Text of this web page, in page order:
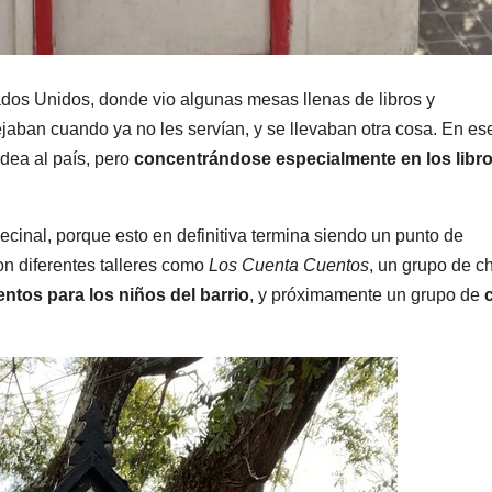
Unidos, donde vio algunas mesas llenas de libros y
cuando ya no les servían, y se llevaban otra cosa. En
al país, pero concentrándose especialmente en los
porque esto en definitiva termina siendo un punto de
diferentes talleres como Los Cuenta Cuentos, un grupo de
para los niños del barrio, y próximamente un grupo de